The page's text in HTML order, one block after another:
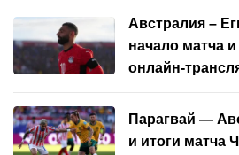
Австралия –
начало матча
онлайн-
Парагвай —
и итоги матча